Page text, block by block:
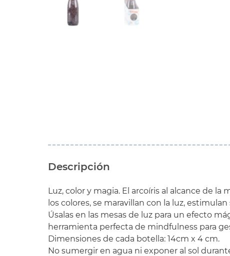
Descripción
Luz, color y magia. El arcoíris al alcance de
los colores, se maravillan con la luz,
Úsalas en las mesas de luz para un efecto
herramienta perfecta de mindfulness para
Dimensiones de cada botella: 14cm x 4 cm.
No sumergir en agua ni exponer al sol